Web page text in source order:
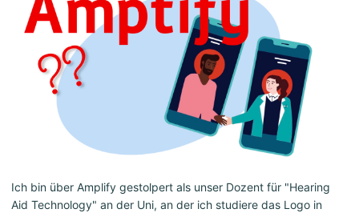
Ich bin über Amplify gestolpert als unser Dozent für "Hearing
Aid Technology" an der Uni, an der ich studiere das Logo in